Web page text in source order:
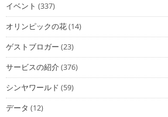
イベント (337)
オリンピックの花(14)
ゲストブロガー (23)
サービスの紹介(376)
シンヤワールド (59)
データ (12)